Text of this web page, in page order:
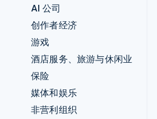
AI 公司
创作者经济
游戏
酒店服务、旅游与休闲业
保险
媒体和娱乐
非营利组织